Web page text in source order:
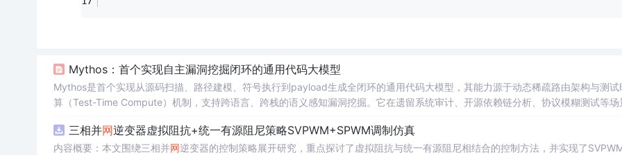
Mythos：首个实现自主漏洞挖掘闭环的通用代码大模型
Mythos是首个实现从源码扫描、路径建模、符号执行到payload生成全闭环的通用代码大模型，其能力源于动态稀疏路由架构与测试
算（Test-Time Compute）机制，支持跨语言、跨栈的语义感知漏洞挖掘。它在遗留系统审计、开源依赖链分析、协议模糊测试等场
AI安全生态重构。
三相并网逆变器虚拟阻抗+统一有源阻尼策略SVPWM+SPWM调制仿真
内容概要：本文围绕三相并网逆变器的控制策略展开研究，重点探讨了虚拟阻抗与统一有源阻尼相结合的控制方法，并实现了